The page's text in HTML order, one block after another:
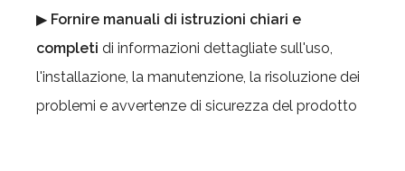
▶ Fornire manuali di istruzioni chiari e
completi di informazioni dettagliate sull'uso,
l'installazione, la manutenzione, la risoluzione dei
problemi e avvertenze di sicurezza del prodotto